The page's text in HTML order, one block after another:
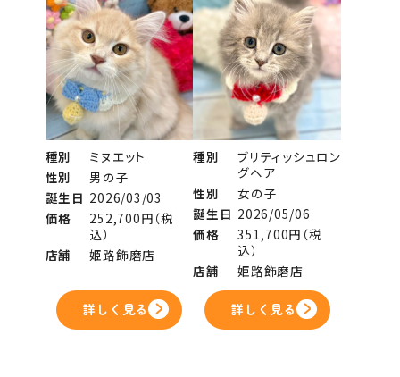
種別
ミヌエット
性別
男の子
誕生日 2026/03/03
価格
252,700円（税
込）
店舗
姫路飾磨店
詳しく見る
種別
ブリティッシュロン
グヘア
性別
女の子
誕生日 2026/05/06
価格
351,700円（税
込）
店舗
姫路飾磨店
詳しく見る